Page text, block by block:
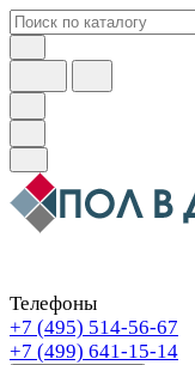
Телефоны
+7 (495) 514-56-67
+7 (499) 641-15-14